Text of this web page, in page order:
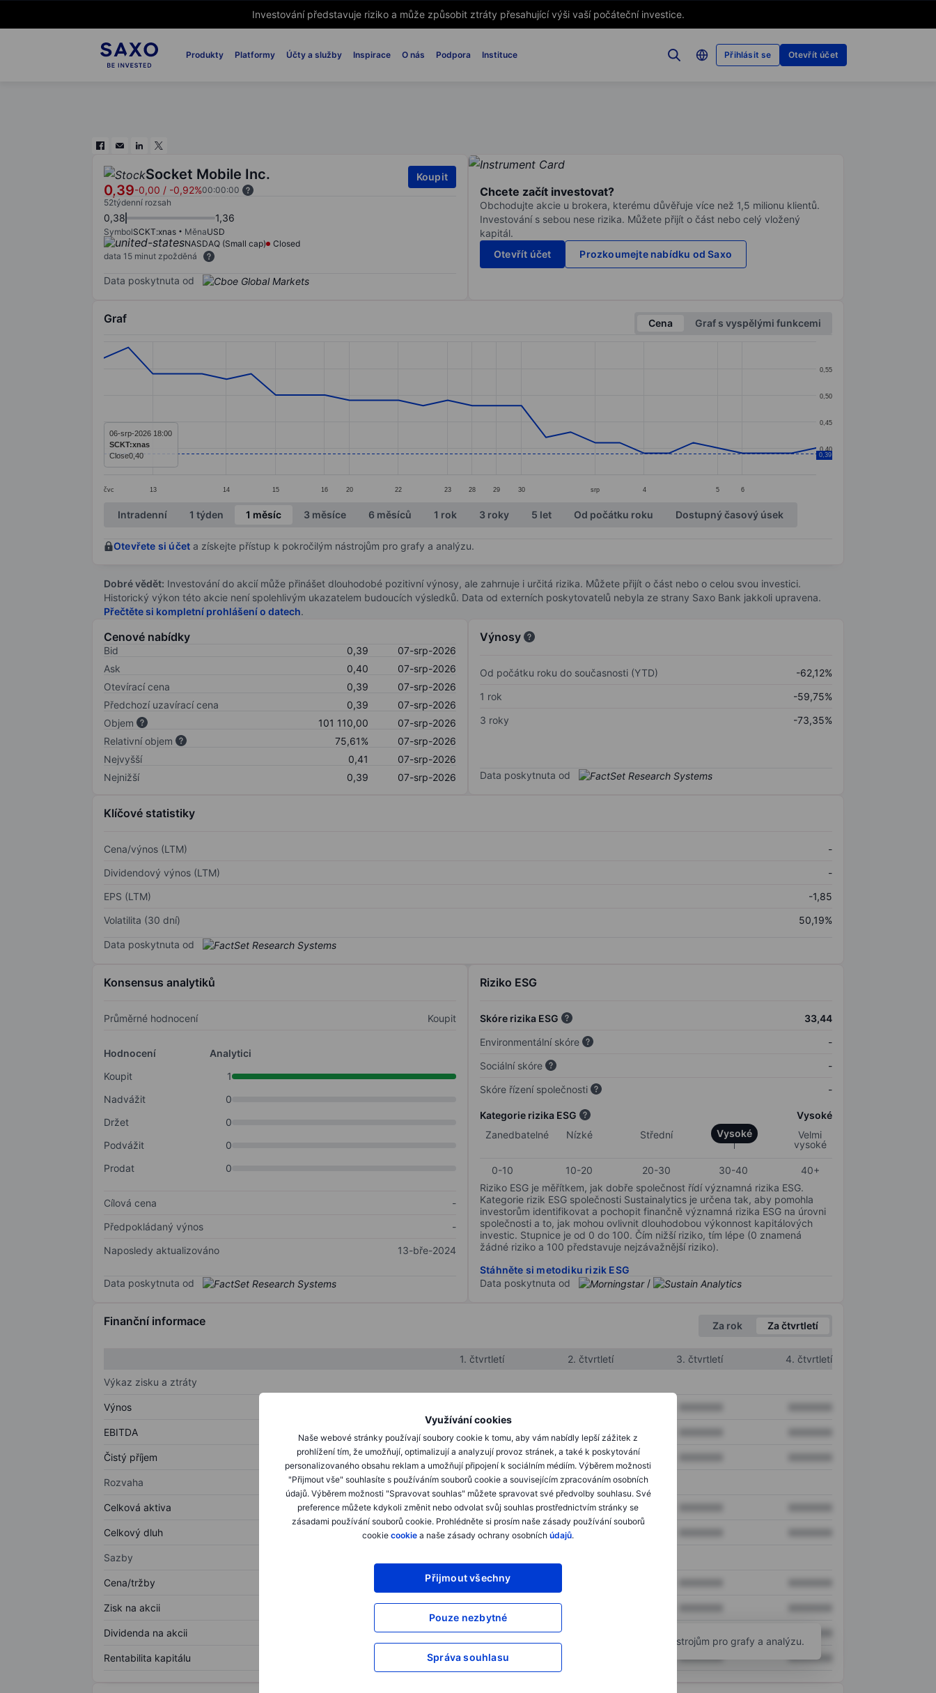
Investování představuje riziko a může způsobit ztráty přesahující výši vaší počáteční investice.
Produkty Platformy Účty a služby Inspirace O nás Podpora Instituce Přihlásit se Otevřít účet
Využívání cookies
Naše webové stránky používají soubory cookie k tomu, aby vám nabídly lepší zážitek z
prohlížení tím, že umožňují, optimalizují a analyzují provoz stránek, a také k poskytování
personalizovaného obsahu reklam a umožňují připojení k sociálním médiím. Výběrem možnosti
"Přijmout vše" souhlasíte s používáním souborů cookie a souvisejícím zpracováním osobních
údajů. Výběrem možnosti "Spravovat souhlas" můžete spravovat své předvolby souhlasu. Své
preference můžete kdykoli změnit nebo odvolat svůj souhlas prostřednictvím stránky se
zásadami používání souborů cookie. Prohlédněte si prosím naše zásady používání souborů
cookie cookie a naše zásady ochrany osobních údajů.
Přijmout všechny
Pouze nezbytné
Správa souhlasu
Socket Mobile Inc.
0,39-0,00 / -0,92%00:00:00
Koupit
52týdenní rozsah
0,38 1,36
SymbolSCKT:xnas MěnaUSD
NASDAQ (Small cap)
Closed
data 15 minut zpožděná
Data poskytnuta od
Chcete začít investovat?
Obchodujte akcie u brokera, kterému důvěřuje více než 1,5 milionu klientů.
Investování s sebou nese rizika. Můžete přijít o část nebo celý vložený
kapitál.
Otevřít účet
Prozkoumejte nabídku od Saxo
Graf Cena
Graf s vyspělými funkcemi
Line chart with 30 data points.
The chart has 1 X axis displaying categories.
čvc 13 14 15 16 20 22 23 28 29 30 srp 4 5 6
0,40
0,45
0,50
0,55
0,39
06-srp-2026 18:00
SCKT:xnas
Close0,40
End of interactive chart.
Intradenní 1 týden 1 měsíc 3 měsíce 6 měsíců 1 rok 3 roky 5 let Od počátku roku Dostupný časový úsek
Otevřete si účet a získejte přístup k pokročilým nástrojům pro grafy a analýzu.
Dobré vědět: Investování do akcií může přinášet dlouhodobé pozitivní výnosy, ale zahrnuje i určitá rizika. Můžete přijít o část nebo o celou svou investici.
Historický výkon této akcie není spolehlivým ukazatelem budoucích výsledků. Data od externích poskytovatelů nebyla ze strany Saxo Bank jakkoli upravena.
Přečtěte si kompletní prohlášení o datech.
Cenové nabídky
Bid 0,39
07-srp-2026
Ask
0,40
07-srp-2026
Otevírací cena
0,39
07-srp-2026
Předchozí uzavírací cena
0,39
07-srp-2026
Objem
101 110,00
07-srp-2026
Relativní objem
75,61%
07-srp-2026
Nejvyšší
0,41
07-srp-2026
Nejnižší
0,39 07-srp-2026
Výnosy
Od počátku roku do současnosti (YTD)
-62,12%
1 rok
-59,75%
3 roky
-73,35%
Data poskytnuta od
Klíčové statistiky
Cena/výnos (LTM)
-
Dividendový výnos (LTM)
-
EPS (LTM)
-1,85
Volatilita (30 dní)
50,19%
Data poskytnuta od
Konsensus analytiků
Průměrné hodnocení Koupit
Hodnocení
Analytici
Koupit
1
Nadvážit
0
Držet
0
Podvážit
0
Prodat
0
Cílová cena
-
Předpokládaný výnos
-
Naposledy aktualizováno
13-bře-2024
Data poskytnuta od
Riziko ESG
Skóre rizika ESG
33,44
Environmentální skóre
-
Sociální skóre
-
Skóre řízení společnosti
-
Kategorie rizika ESG
Vysoké
Zanedbatelné
Nízké Střední Vysoké
Velmi
vysoké
0-10 10-20 20-30 30-40
40+
Riziko ESG je měřítkem, jak dobře společnost řídí významná rizika ESG.
Kategorie rizik ESG společnosti Sustainalytics je určena tak, aby pomohla
investorům identifikovat a pochopit finančně významná rizika ESG na úrovni
společnosti a to, jak mohou ovlivnit dlouhodobou výkonnost kapitálových
investic. Stupnice je od 0 do 100. Čím nižší riziko, tím lépe (0 znamená
žádné riziko a 100 představuje nejzávažnější riziko).
Stáhněte si metodiku rizik ESG
Data poskytnuta od
/
Finanční informace Za rok Za čtvrtletí
1. čtvrtletí 2. čtvrtletí 3. čtvrtletí
4. čtvrtletí
Výkaz zisku a ztráty
Výnos
EBITDA XXXXXXX XXXXXXX
Čistý příjem XXXXXXX XXXXXXX
Rozvaha
Celková aktiva XXXXXXX XXXXXXX
Celkový dluh XXXXXXX XXXXXXX
Sazby
Cena/tržby XXXXXXX
Zisk na akcii XXXXXXX
Dividenda na akcii XXXXXXX
Rentabilita kapitálu XXXXXXX XXXXXXX XXXXXXX
Otevřete si účeta získejte přístup k pokročilým nástrojům pro grafy a analýzu.